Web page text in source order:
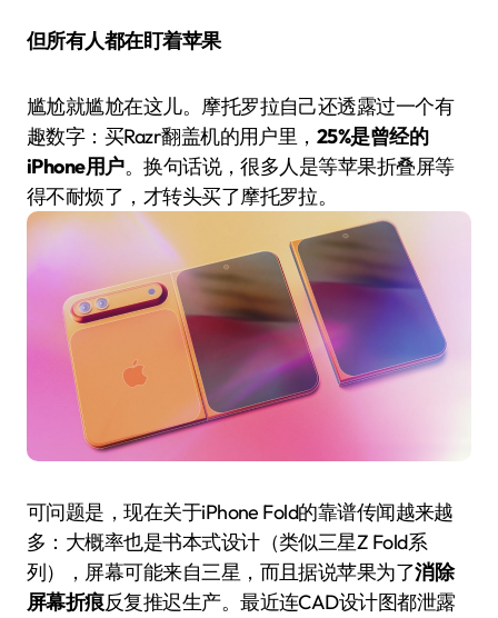
但所有人都在盯着苹果
尴尬就尴尬在这儿。摩托罗拉自己还透露过一个有
趣数字：买Razr翻盖机的用户里， 25%是曾经的
iPhone用户。换句话说，很多人是等苹果折叠屏等
得不耐烦了，才转头买了摩托罗拉。
可问题是，现在关于iPhone Fold的靠谱传闻越来越
多：大概率也是书本式设计（类似三星Z Fold系
列），屏幕可能来自三星，而且据说苹果为了消除
屏幕折痕反复推迟生产。最近连CAD设计图都泄露